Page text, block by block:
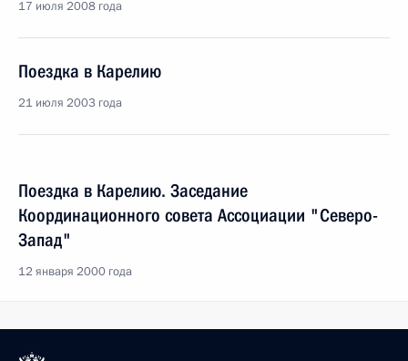
17 июля 2008 года
Поездка в Карелию
21 июля 2003 года
Поездка в Карелию. Заседание
Координационного совета Ассоциации "Северо-
Запад"
12 января 2000 года